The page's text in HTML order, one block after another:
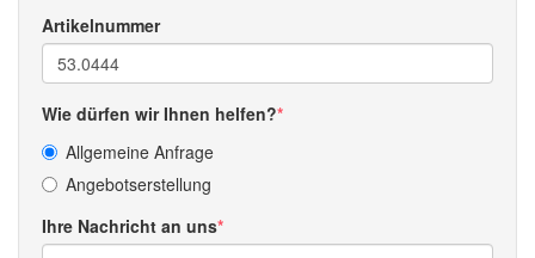
Artikelnummer
Wie dürfen wir Ihnen helfen?
Allgemeine Anfrage
Angebotserstellung
Ihre Nachricht an uns